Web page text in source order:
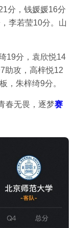
分，钱媛媛16分
李若莹10分。山
19分，袁欣悦14
助攻，高梓悦12
，朱梓绮9分。
春无畏，逐梦赛